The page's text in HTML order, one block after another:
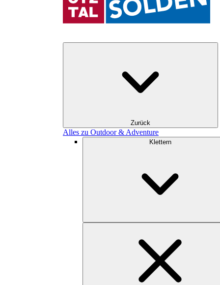
Zurück
Alles zu Outdoor & Adventure
Klettern